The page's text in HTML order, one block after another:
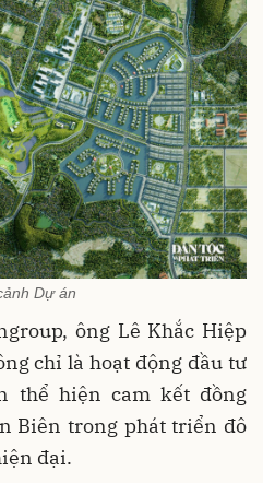
Dự án
ông Lê Khắc Hiệp
chỉ là hoạt động đầu tư
thể hiện cam kết đồng
Biên trong phát triển đô
đại.